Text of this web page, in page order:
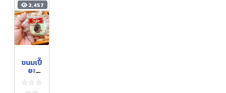
2,457
ขนมเปี๊
ยะ